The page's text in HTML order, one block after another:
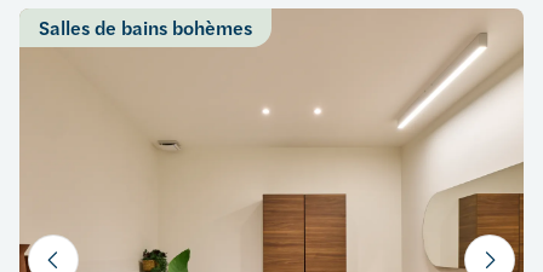
Salles de bains bohèmes